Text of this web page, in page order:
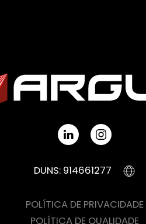
DUNS: 914661277
POLÍTICA DE PRIVACIDADE
POLÍTICA DE QUALIDADE